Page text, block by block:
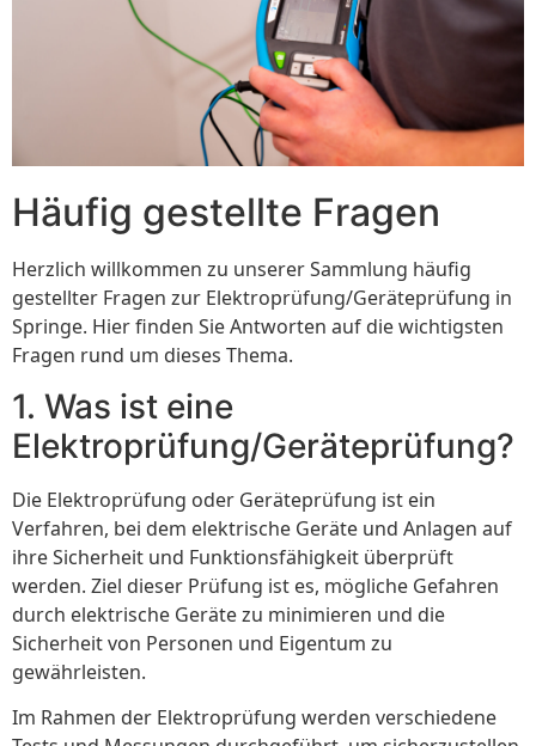
Häufig gestellte Fragen
Herzlich willkommen zu unserer Sammlung häufig
gestellter Fragen zur Elektroprüfung/Geräteprüfung in
Springe. Hier finden Sie Antworten auf die wichtigsten
Fragen rund um dieses Thema.
1. Was ist eine
Elektroprüfung/Geräteprüfung?
Die Elektroprüfung oder Geräteprüfung ist ein
Verfahren, bei dem elektrische Geräte und Anlagen auf
ihre Sicherheit und Funktionsfähigkeit überprüft
werden. Ziel dieser Prüfung ist es, mögliche Gefahren
durch elektrische Geräte zu minimieren und die
Sicherheit von Personen und Eigentum zu
gewährleisten.
Im Rahmen der Elektroprüfung werden verschiedene